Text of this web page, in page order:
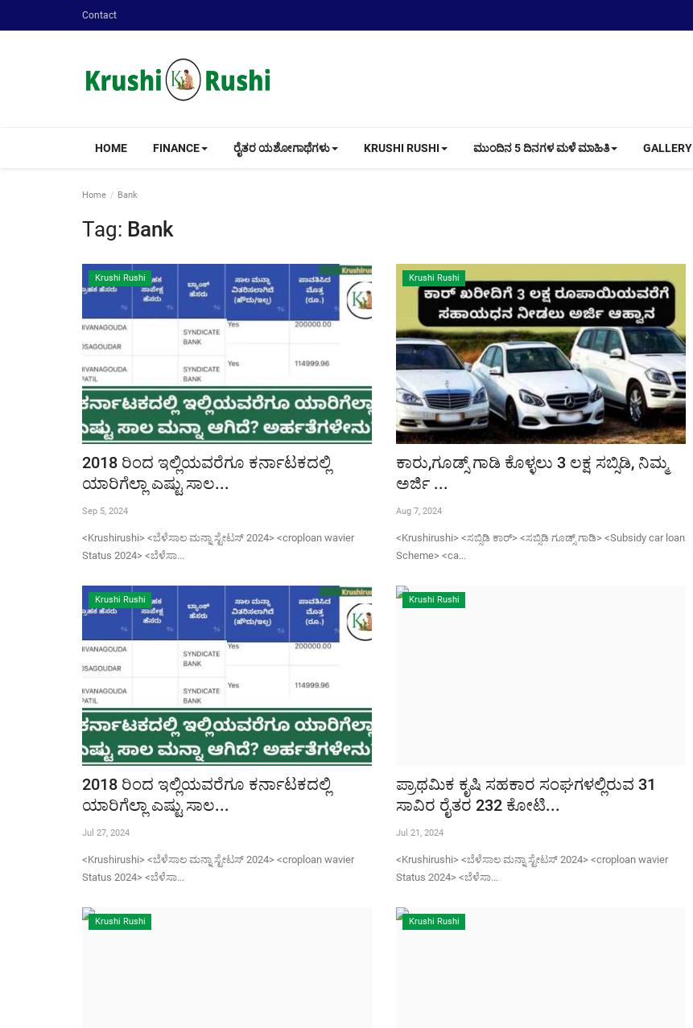
Contact
HOME FINANCE ರೈತರ ಯಶೋಗಾಥೆಗಳು KRUSHI RUSHI ಮುಂದಿನ 5 ದಿನಗಳ ಮಳೆ ಮಾಹಿತಿ GALLERY
Home Bank
Tag: Bank
Krushi Rushi
2018 ರಿಂದ ಇಲ್ಲಿಯವರೆಗೂ ಕರ್ನಾಟಕದಲ್ಲಿ
ಯಾರಿಗೆಲ್ಲಾ ಎಷ್ಟು ಸಾಲ...
Sep 5, 2024
<Krushirushi> <ಬೆಳೆಸಾಲ ಮನ್ನಾ ಸ್ಟೇಟಸ್ 2024> <croploan wavier
Status 2024> <ಬೆಳೆಸಾ...
Krushi Rushi
ಕಾರು,ಗೂಡ್ಸ್ ಗಾಡಿ ಕೊಳ್ಳಲು 3 ಲಕ್ಷ ಸಬ್ಸಿಡಿ, ನಿಮ್ಮ
ಅರ್ಜಿ ...
Aug 7, 2024
<Krushirushi> <ಸಬ್ಸಿಡಿ ಕಾರ್> <ಸಬ್ಸಿಡಿ ಗೂಡ್ಸ್ ಗಾಡಿ> <Subsidy car loan
Scheme> <ca...
Krushi Rushi
2018 ರಿಂದ ಇಲ್ಲಿಯವರೆಗೂ ಕರ್ನಾಟಕದಲ್ಲಿ
ಯಾರಿಗೆಲ್ಲಾ ಎಷ್ಟು ಸಾಲ...
Jul 27, 2024
<Krushirushi> <ಬೆಳೆಸಾಲ ಮನ್ನಾ ಸ್ಟೇಟಸ್ 2024> <croploan wavier
Status 2024> <ಬೆಳೆಸಾ...
Krushi Rushi
ಪ್ರಾಥಮಿಕ ಕೃಷಿ ಸಹಕಾರ ಸಂಘಗಳಲ್ಲಿರುವ 31
ಸಾವಿರ ರೈತರ 232 ಕೋಟಿ...
Jul 21, 2024
<Krushirushi> <ಬೆಳೆಸಾಲ ಮನ್ನಾ ಸ್ಟೇಟಸ್ 2024> <croploan wavier
Status 2024> <ಬೆಳೆಸಾ...
Krushi Rushi Krushi Rushi